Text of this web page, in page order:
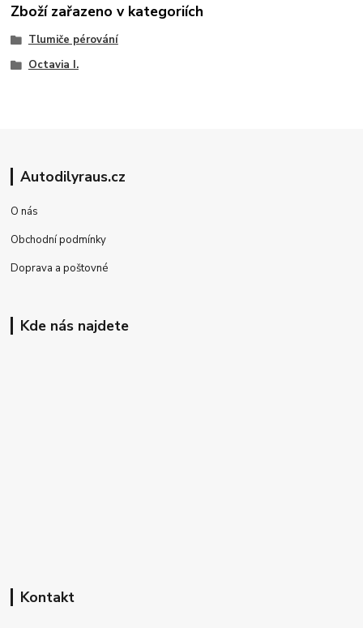
Zboží zařazeno v kategoriích
Tlumiče pérování
Octavia I.
Autodilyraus.cz
O nás
Obchodní podmínky
Doprava a poštovné
Kde nás najdete
Kontakt